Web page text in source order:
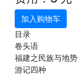
加入购物车
目录
卷头语
福建之民族与地势
游记四种